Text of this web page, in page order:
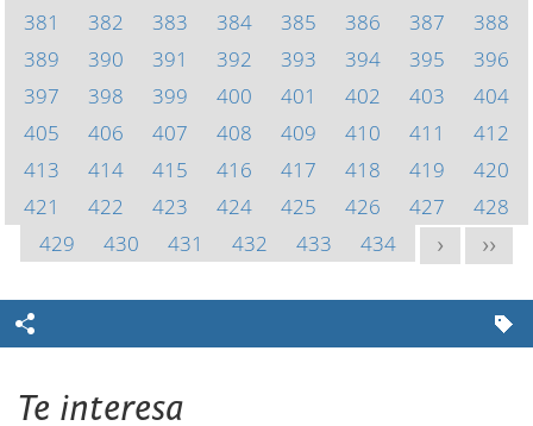
381
382 383 384 385 386 387
388
389
390 391 392 393 394 395
396
397
398 399 400 401 402 403
404
405
406 407 408 409 410 411
412
413
414 415 416 417 418 419
420
421
422 423 424 425 426 427
428
429
430 431 432 433 434 > >>
Te interesa